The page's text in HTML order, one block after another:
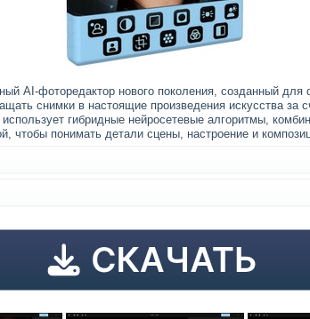
AI-фоторедактор нового поколения, созданный для
снимки в настоящие произведения искусства за
гибридные нейросетевые алгоритмы,
чтобы понимать детали сцены, настроение и